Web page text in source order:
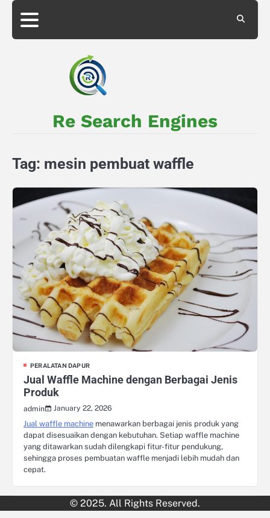
Skip
content
About
Privacy
Re Search Engines
Tag: mesin pembuat waffle
PERALATAN DAPUR
Jual Waffle Machine dengan Berbagai Jenis
Produk
admin
January 22, 2026
Jual waffle machine menawarkan berbagai jenis produk yang
dapat disesuaikan dengan kebutuhan. Setiap waffle machine
yang ditawarkan sudah dilengkapi fitur-fitur pendukung,
sehingga proses pembuatan waffle menjadi lebih mudah dan
cepat.
© 2025. All Rights Reserved.